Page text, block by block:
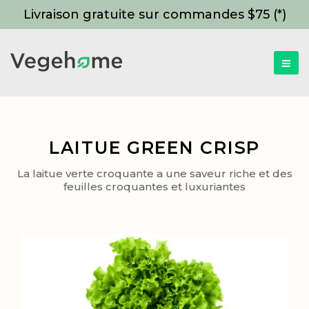
Livraison gratuite sur commandes $75 (*)
LAITUE GREEN CRISP
La laitue verte croquante a une saveur riche et des
feuilles croquantes et luxuriantes